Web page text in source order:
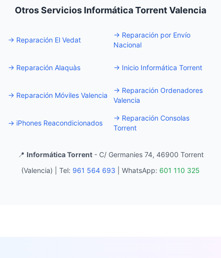
Otros Servicios Informática Torrent Valencia
→ Reparación El Vedat
→ Reparación por Envío
Nacional
→ Reparación Alaquàs → Inicio Informática Torrent
→ Reparación Móviles Valencia
→ Reparación Ordenadores
Valencia
→ iPhones Reacondicionados
→ Reparación Consolas
Torrent
📍 Informática Torrent- C/ Germanies 74, 46900 Torrent
(Valencia) |
Tel: 961 564 693 WhatsApp: 601 110 325